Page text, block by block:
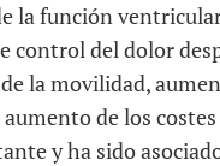
la función
control del dolor
la movilidad,
de los costes
y ha sido